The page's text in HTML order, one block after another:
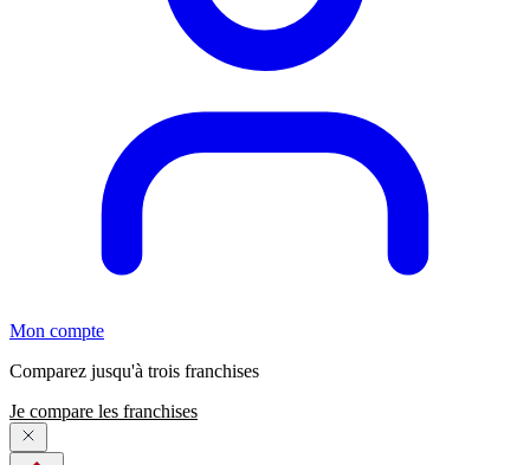
Mon compte
Comparez jusqu'à trois franchises
Je compare les franchises